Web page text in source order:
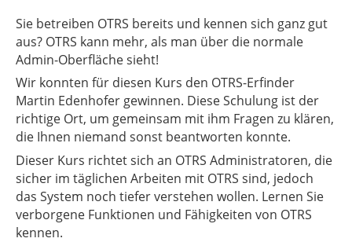
Sie betreiben OTRS bereits und kennen sich ganz gut
aus? OTRS kann mehr, als man über die normale
Admin-Oberfläche sieht!
Wir konnten für diesen Kurs den OTRS-Erfinder
Martin Edenhofer gewinnen. Diese Schulung ist der
richtige Ort, um gemeinsam mit ihm Fragen zu klären,
die Ihnen niemand sonst beantworten konnte.
Dieser Kurs richtet sich an OTRS Administratoren, die
sicher im täglichen Arbeiten mit OTRS sind, jedoch
das System noch tiefer verstehen wollen. Lernen Sie
verborgene Funktionen und Fähigkeiten von OTRS
kennen.